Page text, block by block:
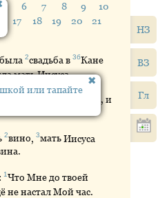
НЗ
ВЗ
Гл
5 6 7 8 9
10
17 18 19 20
21
была2свадьба в3бКане
мать Иисуса.
также и Иисус, и
2вино,3матьИисуса
1Что Мне до твоей
не настал Мой час.
или тапайте